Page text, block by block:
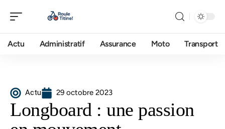
Actu Administratif Assurance Moto Transport
Actu 29 octobre 2023
Longboard : une passion